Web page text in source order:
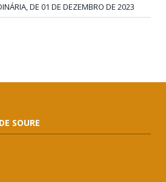
DE 01 DE DEZEMBRO DE 2023
SOURE